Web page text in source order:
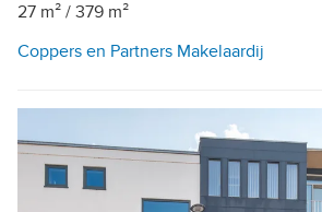
27 m² / 379 m²
Coppers en Partners Makelaardij